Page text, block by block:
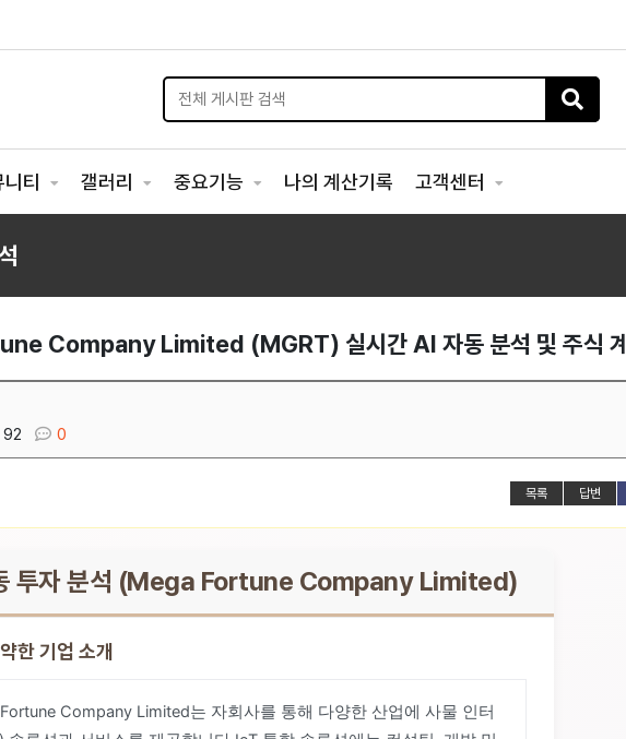
티 갤러리 중요기능 나의 계산기록 고객센터
Company Limited (MGRT) 실시간 AI 자동 분석 및 주식
92 0
목록 답변
투자 분석 (Mega Fortune Company Limited)
한 기업 소개
Company Limited는 자회사를 통해 다양한 산업에 사물 인터